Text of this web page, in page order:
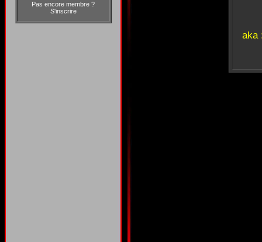
Pas encore membre ?
S'inscrire
aka